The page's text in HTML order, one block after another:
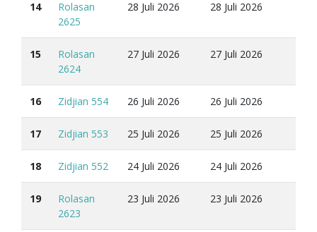
14
Rolasan
2625
28 Juli 2026 28 Juli 2026
15
Rolasan
2624
27 Juli 2026 27 Juli 2026
16 Zidjian 554 26 Juli 2026 26 Juli 2026
17 Zidjian 553 25 Juli 2026 25 Juli 2026
18 Zidjian 552 24 Juli 2026 24 Juli 2026
19
Rolasan
2623
23 Juli 2026 23 Juli 2026